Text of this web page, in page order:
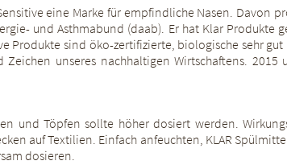
eine Marke für empfindliche Nasen.
und Asthmabund (daab). Er hat Klar
Produkte sind öko-zertifizierte, biologische sehr
unseres nachhaltigen Wirtschaftens.
und Töpfen sollte höher dosiert werden.
auf Textilien. Einfach anfeuchten, KLAR
dosieren.